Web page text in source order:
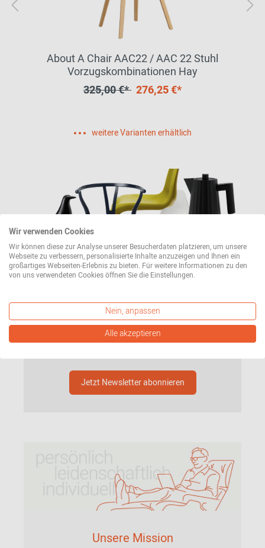
About A Chair AAC22 / AAC 22 Stuhl
Vorzugskombinationen Hay
325,00 €* 276,25 €*
weitere Varianten erhältlich
Immer auf dem neuesten Stand sein &
10€ Gutschein sichern
Unsere Angebote und Trends aus der Welt des
Designs bequem per E-Mail. Dazu bekommen Sie
einen 10€ Gutschein geschenkt (einlösbar ab
Jetzt Newsletter abonnieren
Unsere Mission
Wir verwenden Cookies
Wir können diese zur Analyse unserer Besucherdaten platzieren, um unsere
Webseite zu verbessern, personalisierte Inhalte anzuzeigen und Ihnen ein
großartiges Webseiten-Erlebnis zu bieten. Für weitere Informationen zu den
von uns verwendeten Cookies öffnen Sie die Einstellungen.
Nein, anpassen
Alle akzeptieren